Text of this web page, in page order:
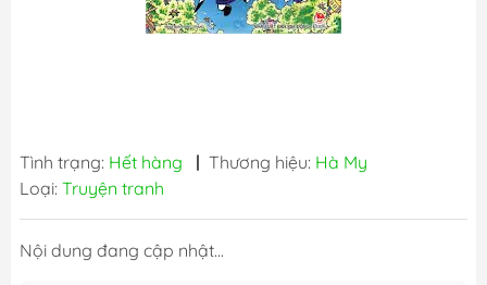
Tình trạng: Hết hàng | Thương hiệu: Hà My
Loại: Truyện tranh
Nội dung đang cập nhật...